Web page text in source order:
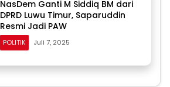
NasDem Ganti M Siddiq BM dari
DPRD Luwu Timur, Saparuddin
Resmi Jadi PAW
POLITIK Juli 7, 2025